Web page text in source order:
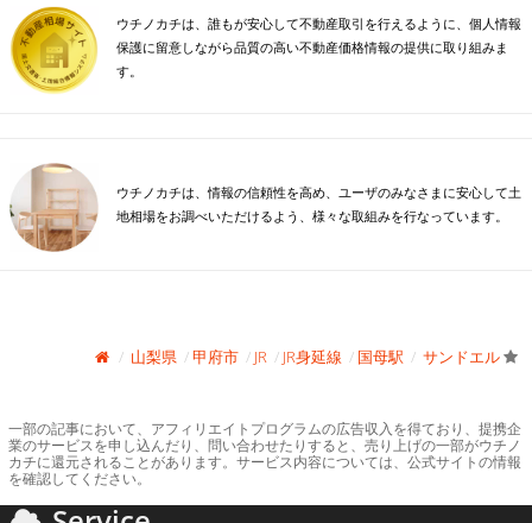
ウチノカチは、誰もが安心して不動産取引を行えるように、個人情報
保護に留意しながら品質の高い不動産価格情報の提供に取り組みま
す。
ウチノカチは、情報の信頼性を高め、ユーザのみなさまに安心して土
地相場をお調べいただけるよう、様々な取組みを行なっています。
山梨県 甲府市 JR JR身延線 国母駅 サンドエル
一部の記事において、アフィリエイトプログラムの広告収入を得ており、提携企
業のサービスを申し込んだり、問い合わせたりすると、売り上げの一部がウチノ
カチに還元されることがあります。サービス内容については、公式サイトの情報
を確認してください。